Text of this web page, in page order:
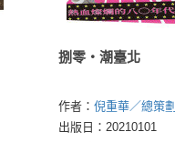
捌零・潮臺北
作者： 倪重華／總策劃
事StoryStudio／採訪編
出版日：20210101